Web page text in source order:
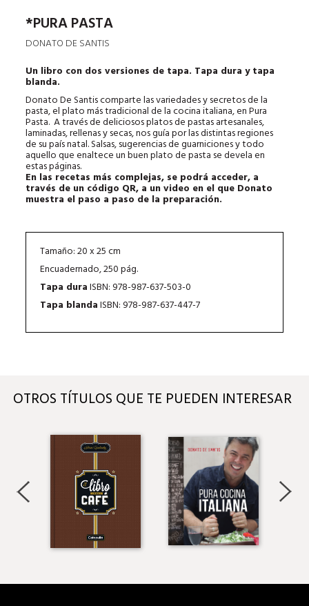
*PURA PASTA
DONATO DE SANTIS
Un libro con dos versiones de tapa. Tapa dura y tapa
blanda.
Donato De Santis comparte las variedades y secretos de la
pasta, el plato más tradicional de la cocina italiana, en Pura
Pasta. A través de deliciosos platos de pastas artesanales,
laminadas, rellenas y secas, nos guía por las distintas regiones
de su país natal. Salsas, sugerencias de guarniciones y todo
aquello que enaltece un buen plato de pasta se devela en
estas páginas.
En las recetas más complejas, se podrá acceder, a
través de un código QR, a un video en el que Donato
muestra el paso a paso de la preparación.
Tamaño: 20 x 25 cm
Encuadernado, 250 pág.
Tapa duraISBN: 978-987-637-503-0
Tapa blandaISBN: 978-987-637-447-7
OTROS TÍTULOS QUE TE PUEDEN INTERESAR